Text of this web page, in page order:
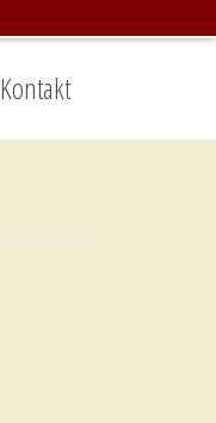
Kontakt